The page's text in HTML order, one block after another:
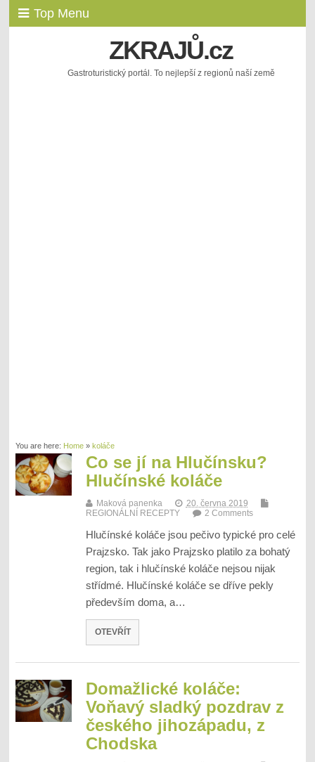
Top Menu
ZKRAJŮ.cz
Gastroturistický portál. To nejlepší z regionů naší země
You are here: Home» koláče
Co se jí na Hlučínsku?
Hlučínské koláče
Maková panenka
20. června 2019
REGIONÁLNÍ RECEPTY
2 Comments
Hlučínské koláče jsou pečivo typické pro celé
Prajzsko. Tak jako Prajzsko platilo za bohatý
region, tak i hlučínské koláče nejsou nijak
střídmé. Hlučínské koláče se dříve pekly
především doma, a…
OTEVŘÍT
Domažlické koláče:
Voňavý sladký pozdrav z
českého jihozápadu, z
Chodska